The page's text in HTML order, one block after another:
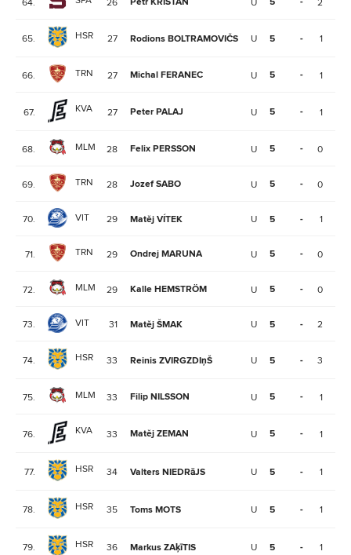
64. 26 U 2
65. HSR 27 Rodions BOLTRAMOVIČS U 5 - 1
66. TRN 27 Michal FERANEC U 5 - 1
67. KVA 27 Peter PALAJ U 5 - 1
68. MLM 28 Felix PERSSON U 5 - 0
69. TRN 28 Jozef SABO U 5 - 0
70. VIT 29 Matěj VÍTEK U 5 - 1
71. TRN 29 Ondrej MARUNA U 5 - 0
72. MLM 29 Kalle HEMSTRÖM U 5 - 0
73. VIT 31 Matěj ŠMAK U 5 - 2
74. HSR 33 Reinis ZVIRGZDIņŠ U 5 - 3
75. MLM 33 Filip NILSSON U 5 - 1
76. KVA 33 Matěj ZEMAN U 5 - 1
77. HSR 34 Valters NIEDRāJS U 5 - 1
78. HSR 35 Toms MOTS U 5 - 1
79. HSR 36 Markus ZAķīTIS U 5 - 1